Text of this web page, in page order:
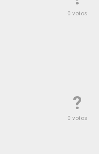
0 votos
?
0 votos